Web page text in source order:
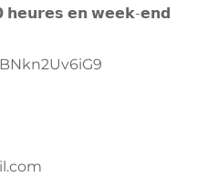
𝗵𝗲𝘂𝗿𝗲𝘀 𝗲𝗻 𝘄𝗲𝗲𝗸-𝗲𝗻𝗱